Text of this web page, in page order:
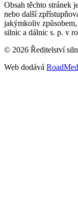
Obsah těchto stránek
nebo další
jakýmkoliv
silnic a dálnic s. p. v
© 2026 Ředitelství
Web dodává